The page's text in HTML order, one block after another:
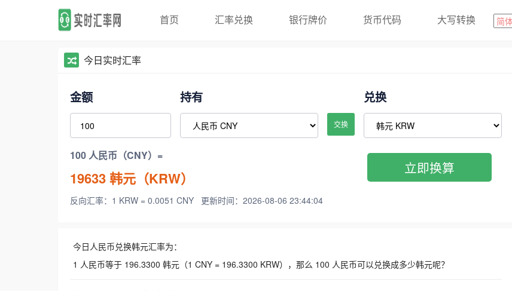
首页 汇率兑换 银行牌价 货币代码 大写转换
今日实时汇率
金额 持有
交换
兑换
100 人民币（CNY）=
19633韩元（KRW）
反向汇率：1 KRW = 0.0051 CNY 更新时间：2026-08-06 23:44:04
立即换算
今日人民币兑换韩元汇率为：
1 人民币等于 196.3300 韩元（1 CNY = 196.3300 KRW），那么 100 人民币可以兑换成多少韩元呢？